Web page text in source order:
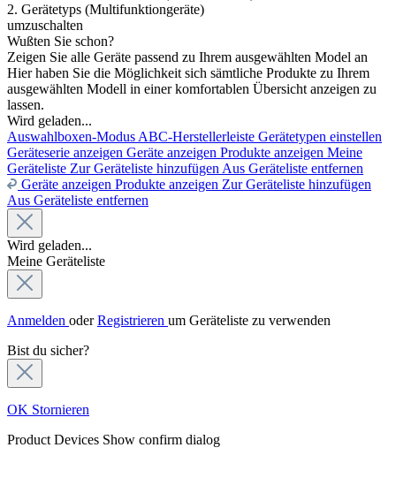
2. Gerätetyps (Multifunktiongeräte)
umzuschalten
Wußten Sie schon?
Zeigen Sie alle Geräte passend zu Ihrem ausgewählten Model an
Hier haben Sie die Möglichkeit sich sämtliche Produkte zu Ihrem
ausgewählten Modell in einer komfortablen Übersicht anzeigen zu
lassen.
Wird geladen...
Auswahlboxen-Modus ABC-Herstellerleiste Gerätetypen einstellen
Geräteserie anzeigen Geräte anzeigen Produkte anzeigen Meine
Geräteliste Zur Geräteliste hinzufügen Aus Geräteliste entfernen
Geräte anzeigen Produkte anzeigen Zur Geräteliste hinzufügen
Aus Geräteliste entfernen
Wird geladen...
Meine Geräteliste
Anmelden oderRegistrieren um Geräteliste zu verwenden
Bist du sicher?
OK Stornieren
Product Devices Show confirm dialog